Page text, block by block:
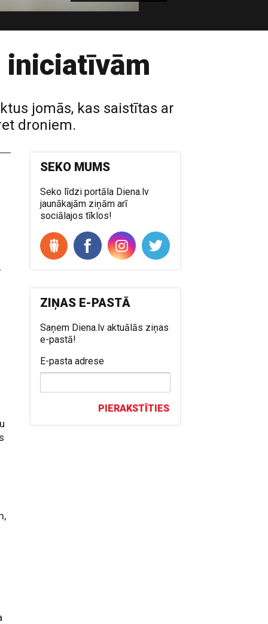
iniciatīvām
jomās, kas saistītas ar
droniem.
SEKO MUMS
Seko līdzi portāla Diena.lv
jaunākajām ziņām arī
sociālajos tīklos!
ZIŅAS E-PASTĀ
Saņem Diena.lv aktuālās ziņas
e-pastā!
E-pasta adrese
PIERAKSTĪTIES